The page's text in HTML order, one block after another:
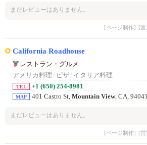
まだレビューはありません。
[ページ制作] [
California Roadhouse
レストラン・グルメ
アメリカ料理 / ピザ / イタリア料理
TEL +1 (650) 254-8981
MAP 401 Castro St, Mountain View, CA,
まだレビューはありません。
[ページ制作] [